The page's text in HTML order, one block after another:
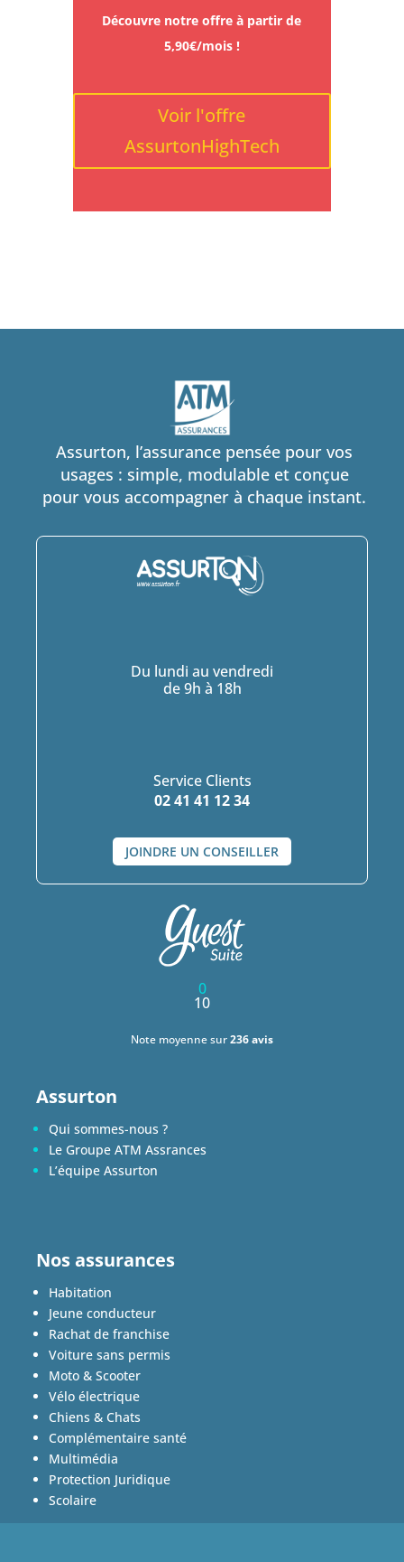
Découvre notre offre à partir de
5,90€/mois !
Voir l'offre
AssurtonHighTech
Assurton, l’assurance pensée pour vos
usages : simple, modulable et conçue
pour vous accompagner à chaque instant.
Du lundi au vendredi
de 9h à 18h
Service Clients
02 41 41 12 34
JOINDRE UN CONSEILLER
0
10
Note moyenne sur236 avis
Assurton
Qui sommes-nous ?
Le Groupe ATM Assrances
L’équipe Assurton
Nos assurances
Habitation
Jeune conducteur
Rachat de franchise
Voiture sans permis
Moto & Scooter
Vélo électrique
Chiens & Chats
Complémentaire santé
Multimédia
Protection Juridique
Scolaire